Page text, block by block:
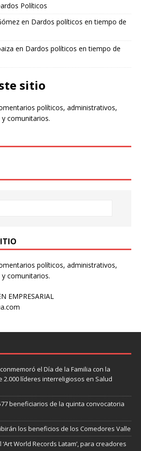
Políticos
en Dardos políticos en tiempo de
en Dardos políticos en tiempo de
sitio
políticos, administrativos,
comunitarios.
políticos, administrativos,
comunitarios.
EMPRESARIAL
el Día de la Familia con la
2.000 líderes interreligiosos en Salud
beneficiarios de la quinta convocatoria
los beneficios de los Comedores Valle
World Records Latam’, para creadores